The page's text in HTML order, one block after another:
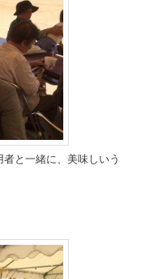
と一緒に、美味しいう